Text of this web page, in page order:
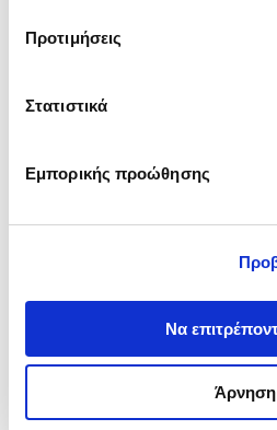
παραχωρήσει ή τις οποίες
την από μέρους σας χρήση των
Προτιμήσεις
Στατιστικά
Εμπορικής προώθησης
Να
Άρνηση
82.000km Χειροκίνητο